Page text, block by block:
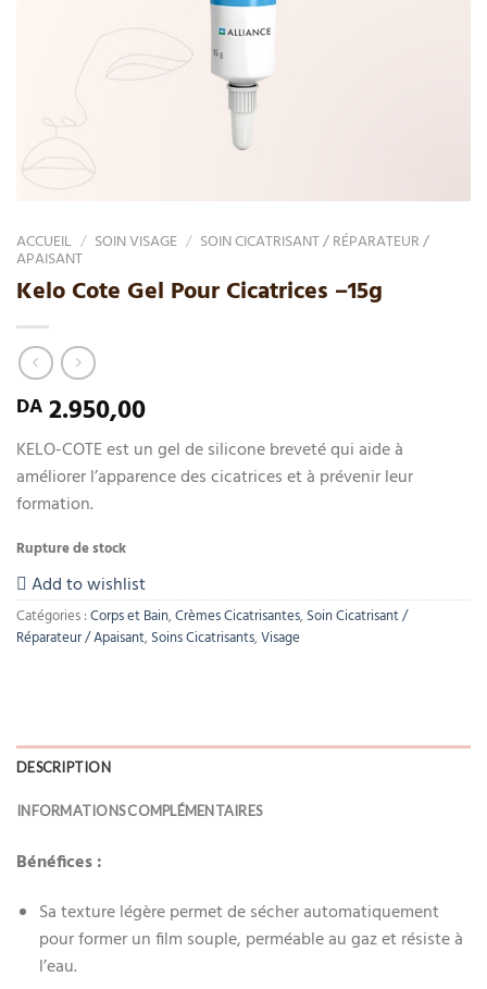
ACCUEIL / SOIN VISAGE / SOIN CICATRISANT / RÉPARATEUR /
APAISANT
Kelo Cote Gel Pour Cicatrices –15g
DA 2.950,00
KELO-COTE est un gel de silicone breveté qui aide à
améliorer l’apparence des cicatrices et à prévenir leur
formation.
Rupture de stock
Add to wishlist
Catégories :Corps et Bain,Crèmes Cicatrisantes,Soin Cicatrisant /
Réparateur / Apaisant,Soins Cicatrisants,Visage
DESCRIPTION
INFORMATIONS COMPLÉMENTAIRES
Bénéfices :
Sa texture légère permet de sécher automatiquement
pour former un film souple, perméable au gaz et résiste à
l’eau.